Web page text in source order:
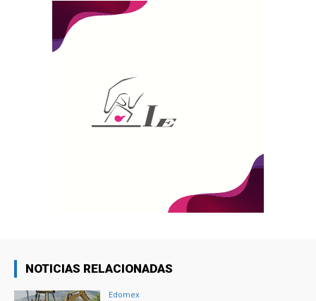
NOTICIAS RELACIONADAS
Edomex